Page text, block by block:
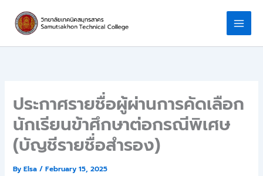
content
ประกาศรายชื่อผู้ผ่านการคัดเลือก
นักเรียนข้าศึกษาต่อกรณีพิเศษ
(บัญชีรายชื่อสำรอง)
ByElsa/February 15, 2025